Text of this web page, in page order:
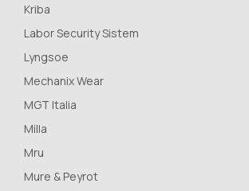
Kriba
Labor Security Sistem
Lyngsoe
Mechanix Wear
MGT Italia
Milla
Mru
Mure & Peyrot